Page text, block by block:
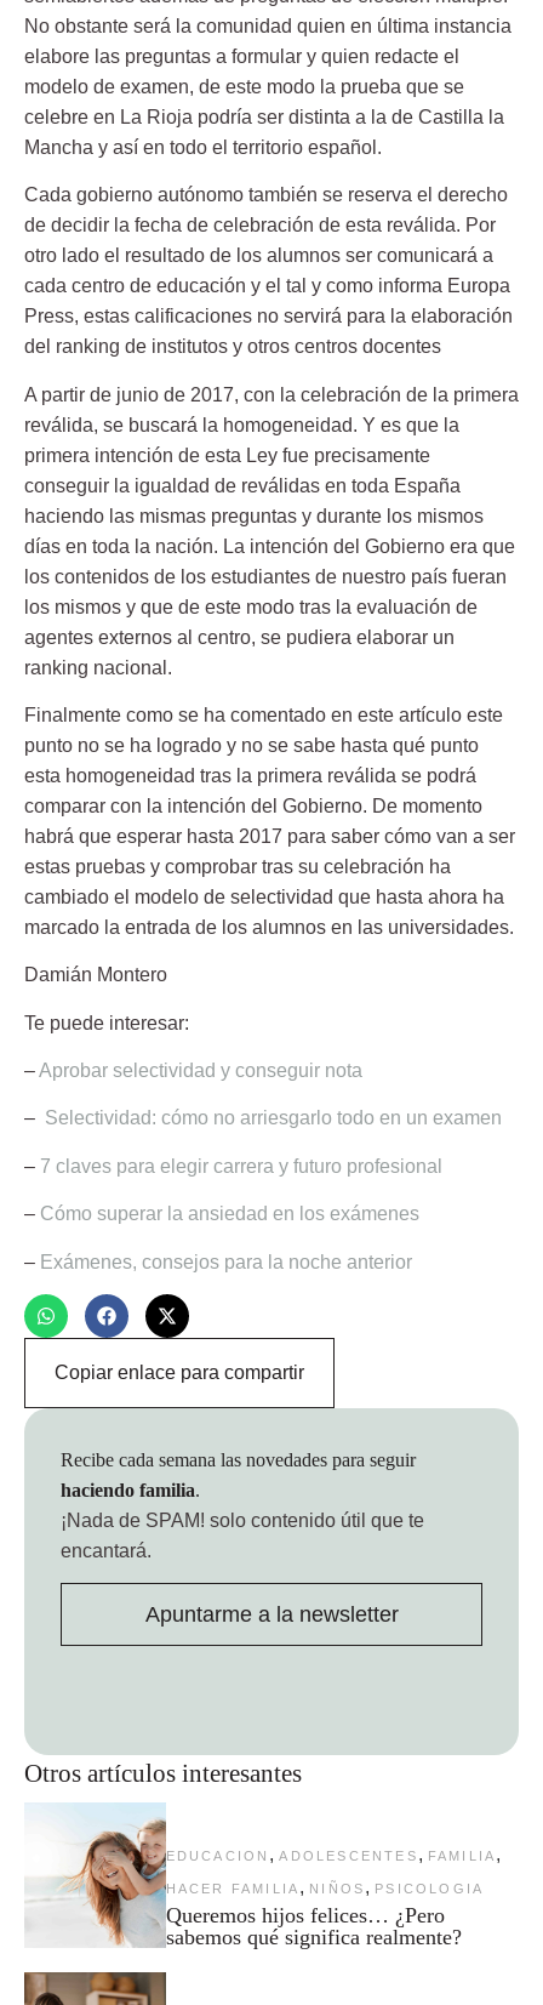
No obstante será la comunidad quien en última instancia
elabore las preguntas a formular y quien redacte el
modelo de examen, de este modo la prueba que se
celebre en La Rioja podría ser distinta a la de Castilla la
Mancha y así en todo el territorio español.
Cada gobierno autónomo también se reserva el derecho
de decidir la fecha de celebración de esta reválida. Por
otro lado el resultado de los alumnos ser comunicará a
cada centro de educación y el tal y como informa Europa
Press, estas calificaciones no servirá para la elaboración
del ranking de institutos y otros centros docentes
A partir de junio de 2017, con la celebración de la primera
reválida, se buscará la homogeneidad. Y es que la
primera intención de esta Ley fue precisamente
conseguir la igualdad de reválidas en toda España
haciendo las mismas preguntas y durante los mismos
días en toda la nación. La intención del Gobierno era que
los contenidos de los estudiantes de nuestro país fueran
los mismos y que de este modo tras la evaluación de
agentes externos al centro, se pudiera elaborar un
ranking nacional.
Finalmente como se ha comentado en este artículo este
punto no se ha logrado y no se sabe hasta qué punto
esta homogeneidad tras la primera reválida se podrá
comparar con la intención del Gobierno. De momento
habrá que esperar hasta 2017 para saber cómo van a ser
estas pruebas y comprobar tras su celebración ha
cambiado el modelo de selectividad que hasta ahora ha
marcado la entrada de los alumnos en las universidades.
Damián Montero
Te puede interesar:
–Aprobar selectividad y conseguir nota
– Selectividad: cómo no arriesgarlo todo en un examen
– 7 claves para elegir carrera y futuro profesional
– Cómo superar la ansiedad en los exámenes
– Exámenes, consejos para la noche anterior
Copiar enlace para compartir
Otros artículos interesantes
EDUCACION , ADOLESCENTES , FAMILIA ,
HACER FAMILIA , NIÑOS , PSICOLOGIA
Queremos hijos felices… ¿Pero
sabemos qué significa realmente?
Recibe cada semana las novedades para seguir
haciendo familia.
¡Nada de SPAM! solo contenido útil que te
encantará.
Apuntarme a la newsletter